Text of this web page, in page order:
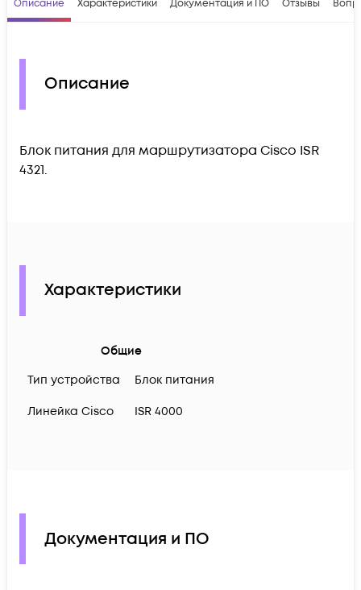
Описание Характеристики Документация и ПО Отзывы
Описание
Блок питания для маршрутизаторa Cisco ISR
4321.
Характеристики
Общие
Тип устройства
Блок питания
Линейка Cisco ISR 4000
Документация и ПО